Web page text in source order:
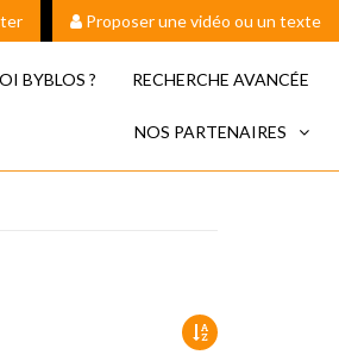
Proposer une vidéo ou un texte
BYBLOS ? RECHERCHE AVANCÉE
NOS PARTENAIRES